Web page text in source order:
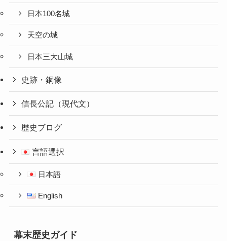
日本100名城
天空の城
日本三大山城
史跡・銅像
信長公記（現代文）
歴史ブログ
言語選択
日本語
English
幕末歴史ガイド